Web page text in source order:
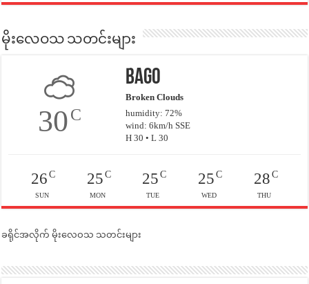
မိုးလေဝသ သတင်းများ
30C
Bago
Broken Clouds
humidity: 72%
wind: 6km/h SSE
H 30 • L 30
26C
SUN
25C
MON
25 C
TUE
25C
WED
28C
THU
ခရိုင်အလိုက် မိုးလေဝသ သတင်းများ